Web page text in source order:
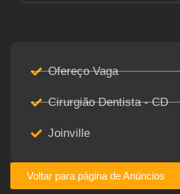
Ofereço Vaga
Cirurgião Dentista - CD
Joinville
Voltar para página de Anúncios